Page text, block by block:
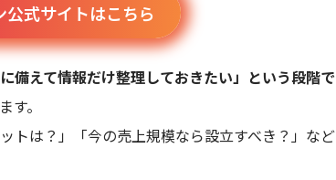
式サイトはこちら
備えて情報だけ整理しておきたい」という段階で
。
トは？」「今の売上規模なら設立すべき？」など